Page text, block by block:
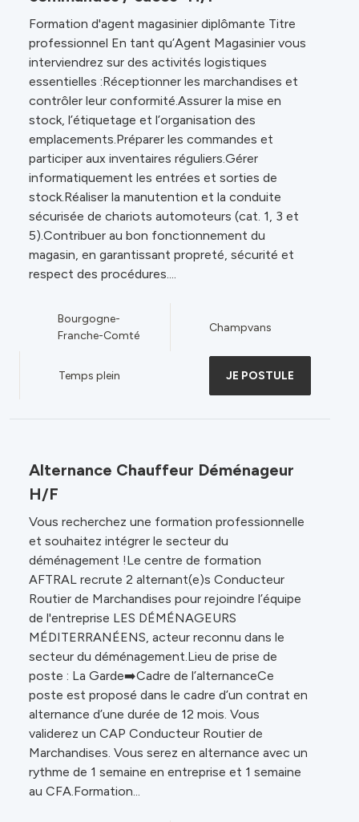
Formation d'agent magasinier diplômante Titre
professionnel En tant qu’Agent Magasinier vous
interviendrez sur des activités logistiques
essentielles :Réceptionner les marchandises et
contrôler leur conformité.Assurer la mise en
stock, l’étiquetage et l’organisation des
emplacements.Préparer les commandes et
participer aux inventaires réguliers.Gérer
informatiquement les entrées et sorties de
stock.Réaliser la manutention et la conduite
sécurisée de chariots automoteurs (cat. 1, 3 et
5).Contribuer au bon fonctionnement du
magasin, en garantissant propreté, sécurité et
respect des procédures....
Bourgogne-
Franche-Comté
Champvans
Temps plein JE POSTULE
Alternance Chauffeur Déménageur
H/F
Vous recherchez une formation professionnelle
et souhaitez intégrer le secteur du
déménagement !Le centre de formation
AFTRAL recrute 2 alternant(e)s Conducteur
Routier de Marchandises pour rejoindre l’équipe
de l'entreprise LES DÉMÉNAGEURS
MÉDITERRANÉENS, acteur reconnu dans le
secteur du déménagement.Lieu de prise de
poste : La Garde➡️Cadre de l’alternanceCe
poste est proposé dans le cadre d’un contrat en
alternance d’une durée de 12 mois. Vous
validerez un CAP Conducteur Routier de
Marchandises. Vous serez en alternance avec un
rythme de 1 semaine en entreprise et 1 semaine
au CFA.Formation...